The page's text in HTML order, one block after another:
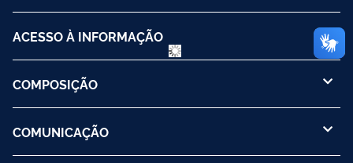
ACESSO À INFORMAÇÃO
COMPOSIÇÃO
COMUNICAÇÃO